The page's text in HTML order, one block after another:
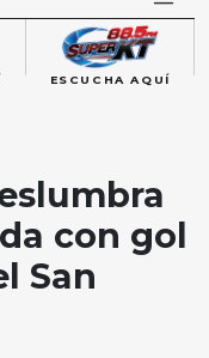
ESCUCHA AQUÍ
con gol
San